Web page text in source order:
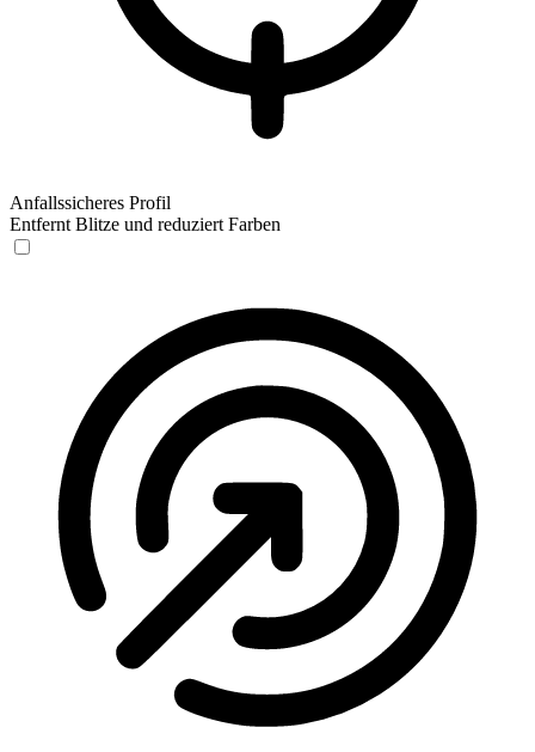
Anfallssicheres Profil
Entfernt Blitze und reduziert Farben